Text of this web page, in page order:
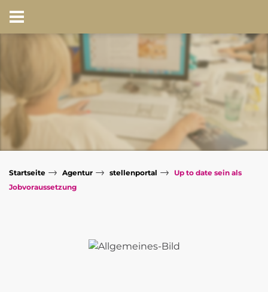
Startseite → Agentur → stellenportal →
Up to date sein als
Jobvoraussetzung